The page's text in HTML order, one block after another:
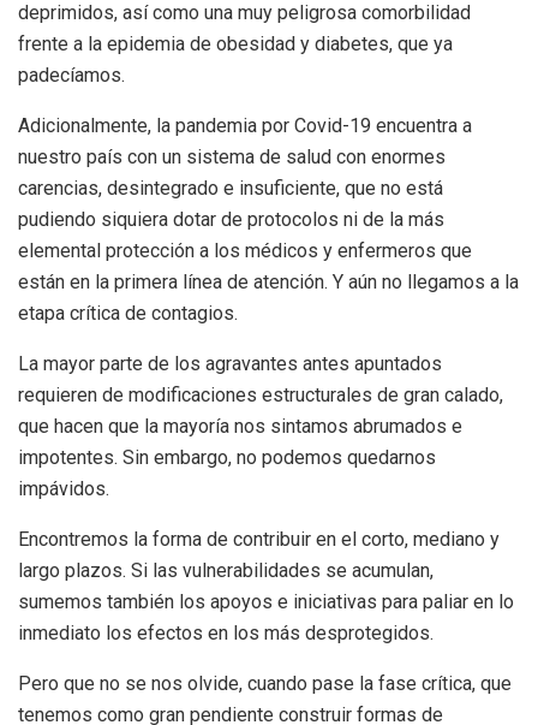
deprimidos, así como una muy peligrosa comorbilidad
frente a la epidemia de obesidad y diabetes, que ya
padecíamos.
Adicionalmente, la pandemia por Covid-19 encuentra a
nuestro país con un sistema de salud con enormes
carencias, desintegrado e insuficiente, que no está
pudiendo siquiera dotar de protocolos ni de la más
elemental protección a los médicos y enfermeros que
están en la primera línea de atención. Y aún no llegamos a la
etapa crítica de contagios.
La mayor parte de los agravantes antes apuntados
requieren de modificaciones estructurales de gran calado,
que hacen que la mayoría nos sintamos abrumados e
impotentes. Sin embargo, no podemos quedarnos
impávidos.
Encontremos la forma de contribuir en el corto, mediano y
largo plazos. Si las vulnerabilidades se acumulan,
sumemos también los apoyos e iniciativas para paliar en lo
inmediato los efectos en los más desprotegidos.
Pero que no se nos olvide, cuando pase la fase crítica, que
tenemos como gran pendiente construir formas de